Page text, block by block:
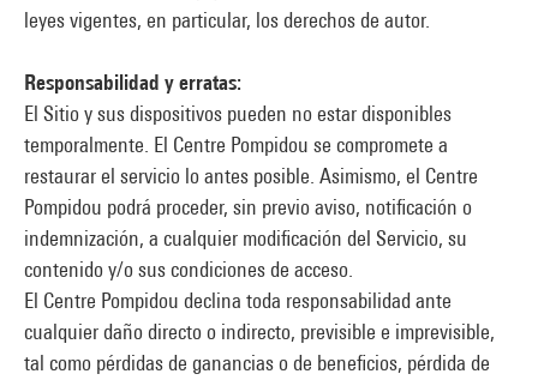
leyes vigentes, en particular, los derechos de autor.
Responsabilidad y erratas:
El Sitio y sus dispositivos pueden no estar disponibles
temporalmente. El Centre Pompidou se compromete a
restaurar el servicio lo antes posible. Asimismo, el Centre
Pompidou podrá proceder, sin previo aviso, notificación o
indemnización, a cualquier modificación del Servicio, su
contenido y/o sus condiciones de acceso.
El Centre Pompidou declina toda responsabilidad ante
cualquier daño directo o indirecto, previsible e imprevisible,
tal como pérdidas de ganancias o de beneficios, pérdida de